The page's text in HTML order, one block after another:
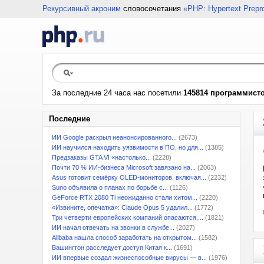
Рекурсивный акроним словосочетания «PHP: Hypertext
За последние 24 часа нас посетили 145814
Последние
ИИ Google раскрыл неанонсированного...
(2673)
ИИ научился находить уязвимости в ПО, но для...
(1385)
Предзаказы GTA VI «настолько...
(2228)
Почти 70 % ИИ-бизнеса Microsoft завязано на...
(2063)
Asus готовит семёрку OLED-мониторов, включая...
(2232)
Suno объявила о планах по борьбе с...
(1126)
GeForce RTX 2080 Ti неожиданно стали хитом...
(2220)
«Извините, опечатка»: Claude Opus 5 удалил...
(1772)
Три четверти европейских компаний опасаются,...
(1821)
ИИ начал отвечать на звонки в службе...
(2027)
Alibaba нашла способ заработать на открытом...
(1582)
Вашингтон расследует доступ Китая к...
(1691)
ИИ впервые создал жизнеспособные вирусы — в...
(1976)